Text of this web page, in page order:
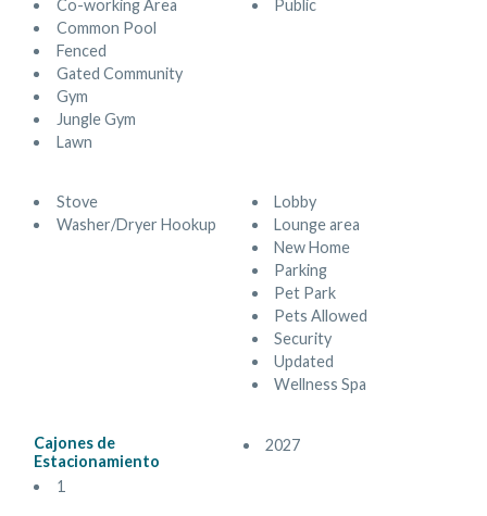
Co-working Area
Common Pool
Fenced
Gated Community
Gym
Jungle Gym
Lawn
Public
Stove
Washer/Dryer Hookup
Lobby
Lounge area
New Home
Parking
Pet Park
Pets Allowed
Security
Updated
Wellness Spa
Cajones de
Estacionamiento
1
2027